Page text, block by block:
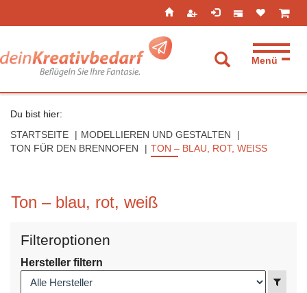
ist leerist
Menü
Du bist hier:
STARTSEITE
MODELLIEREN UND GESTALTEN
TON FÜR DEN BRENNOFEN
TON – BLAU, ROT, WEISS
Ton – blau, rot, weiß
Filteroptionen
Hersteller filtern